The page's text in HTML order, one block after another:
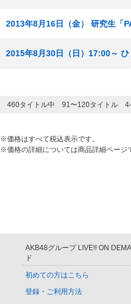
2013年8月16日（金） 研究生「
2015年8月30日（日）17:00～
460タイトル中 91〜120タイトル 4
※価格はすべて税込表示です。
※価格の詳細については商品詳細ページ
AKB48グループ LIVE!! ON
ド
初めての方はこちら
登録・ご利用方法